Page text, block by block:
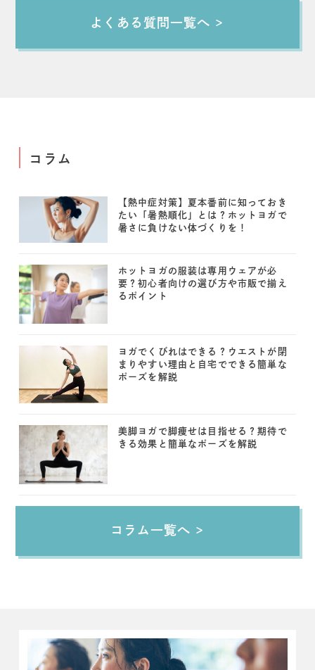
よくある質問一覧へ
コラム
【熱中症対策】夏本番前に知っておき
たい「暑熱順化」とは？ホットヨガで
暑さに負けない体づくりを！
ホットヨガの服装は専用ウェアが必
要？初心者向けの選び方や市販で揃え
るポイント
ヨガでくびれはできる？ウエストが閉
まりやすい理由と自宅でできる簡単な
ポーズを解説
美脚ヨガで脚痩せは目指せる？期待で
きる効果と簡単なポーズを解説
コラム一覧へ